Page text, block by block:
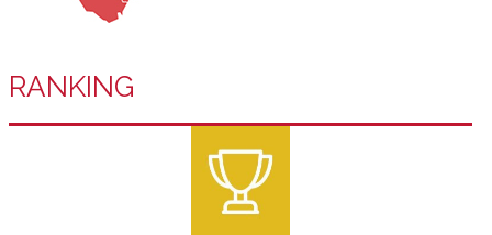
RANKING